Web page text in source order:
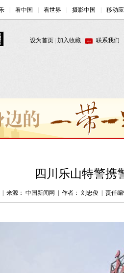
四川乐山特警携
来源： 中国新闻网 作者： 刘忠俊 责任